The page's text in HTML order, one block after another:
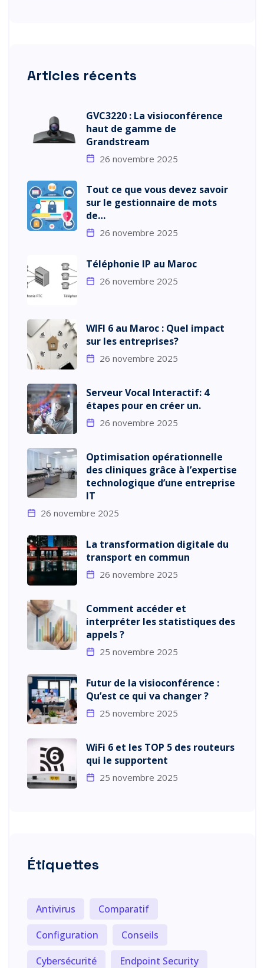
Articles récents
GVC3220 : La visioconférence
haut de gamme de
Grandstream
26 novembre 2025
Tout ce que vous devez savoir
sur le gestionnaire de mots
de…
26 novembre 2025
Téléphonie IP au Maroc
26 novembre 2025
WIFI 6 au Maroc : Quel impact
sur les entreprises?
26 novembre 2025
Serveur Vocal Interactif: 4
étapes pour en créer un.
26 novembre 2025
Optimisation opérationnelle
des cliniques grâce à l’expertise
technologique d’une entreprise
IT
26 novembre 2025
La transformation digitale du
transport en commun
26 novembre 2025
Comment accéder et
interpréter les statistiques des
appels ?
25 novembre 2025
Futur de la visioconférence :
Qu’est ce qui va changer ?
25 novembre 2025
WiFi 6 et les TOP 5 des routeurs
qui le supportent
25 novembre 2025
Étiquettes
Antivirus
Comparatif
Configuration
Conseils
Cybersécurité
Endpoint Security